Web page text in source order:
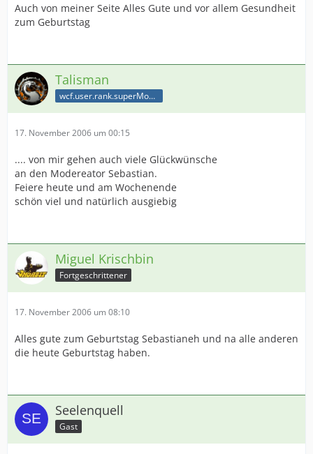
Auch von meiner Seite Alles Gute und vor allem Gesundheit
zum Geburtstag
Talisman
wcf.user.rank.superModerator
17. November 2006 um 00:15
.... von mir gehen auch viele Glückwünsche
an den Modereator Sebastian.
Feiere heute und am Wochenende
schön viel und natürlich ausgiebig
Miguel Krischbin
Fortgeschrittener
17. November 2006 um 08:10
Alles gute zum Geburtstag Sebastianeh und na alle anderen
die heute Geburtstag haben.
Seelenquell
Gast